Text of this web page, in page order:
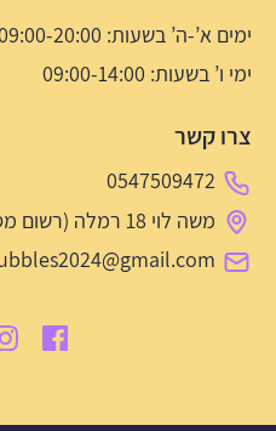
ימים א’-ה’ בשעות: 09:00-20:00
ימי ו’ בשעות: 09:00-14:00
צרו קשר
0547509472
משה לוי 18 רמלה (רשום מסיבאבלס על השלט בחנות)